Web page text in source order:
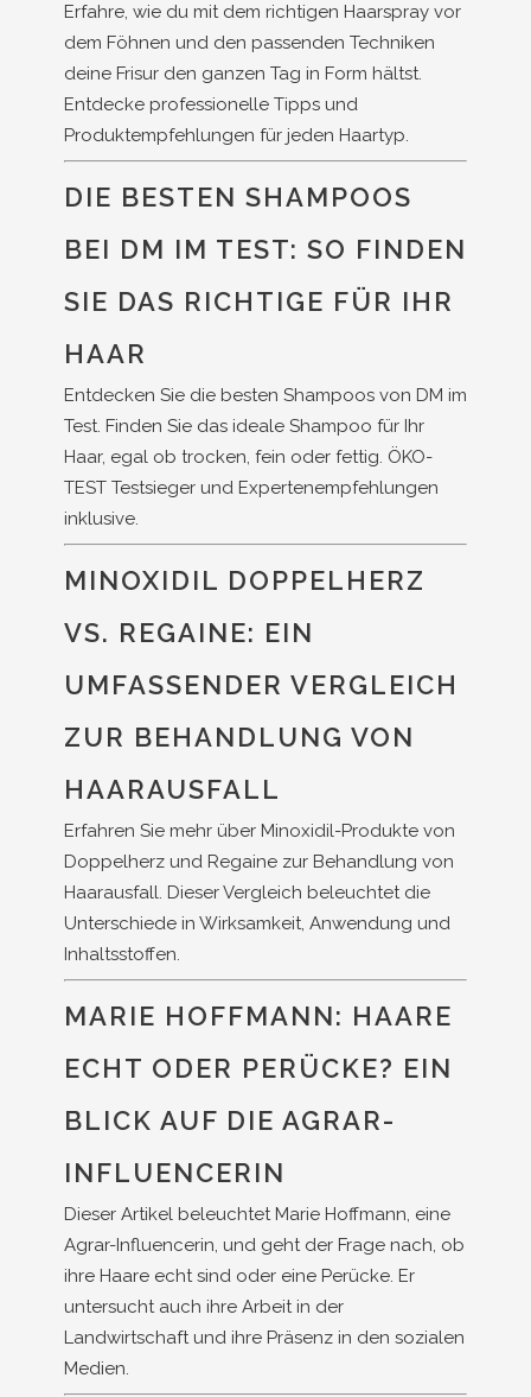
Erfahre, wie du mit dem richtigen Haarspray vor
dem Föhnen und den passenden Techniken
deine Frisur den ganzen Tag in Form hältst.
Entdecke professionelle Tipps und
Produktempfehlungen für jeden Haartyp.
DIE BESTEN SHAMPOOS
BEI DM IM TEST: SO FINDEN
SIE DAS RICHTIGE FÜR IHR
HAAR
Entdecken Sie die besten Shampoos von DM im
Test. Finden Sie das ideale Shampoo für Ihr
Haar, egal ob trocken, fein oder fettig. ÖKO-
TEST Testsieger und Expertenempfehlungen
inklusive.
MINOXIDIL DOPPELHERZ
VS. REGAINE: EIN
UMFASSENDER VERGLEICH
ZUR BEHANDLUNG VON
HAARAUSFALL
Erfahren Sie mehr über Minoxidil-Produkte von
Doppelherz und Regaine zur Behandlung von
Haarausfall. Dieser Vergleich beleuchtet die
Unterschiede in Wirksamkeit, Anwendung und
Inhaltsstoffen.
MARIE HOFFMANN: HAARE
ECHT ODER PERÜCKE? EIN
BLICK AUF DIE AGRAR-
INFLUENCERIN
Dieser Artikel beleuchtet Marie Hoffmann, eine
Agrar-Influencerin, und geht der Frage nach, ob
ihre Haare echt sind oder eine Perücke. Er
untersucht auch ihre Arbeit in der
Landwirtschaft und ihre Präsenz in den sozialen
Medien.